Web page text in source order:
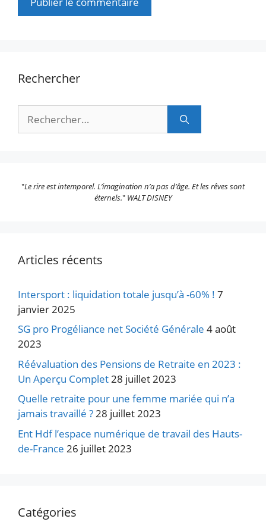
Rechercher
Rechercher :
"Le rire est intemporel. L’imagination n’a pas d’âge. Et les rêves sont
éternels." WALT DISNEY
Articles récents
Intersport : liquidation totale jusqu’à -60% ! 7
janvier 2025
SG pro Progéliance net Société Générale 4 août
2023
Réévaluation des Pensions de Retraite en 2023 :
Un Aperçu Complet28 juillet 2023
Quelle retraite pour une femme mariée qui n’a
jamais travaillé ?28 juillet 2023
Ent Hdf l’espace numérique de travail des Hauts-
de-France 26 juillet 2023
Catégories